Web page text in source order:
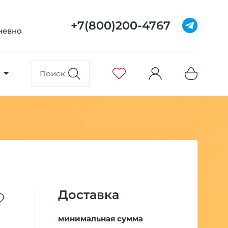
+7(800)200-4767
Доставка
минимальная сумма